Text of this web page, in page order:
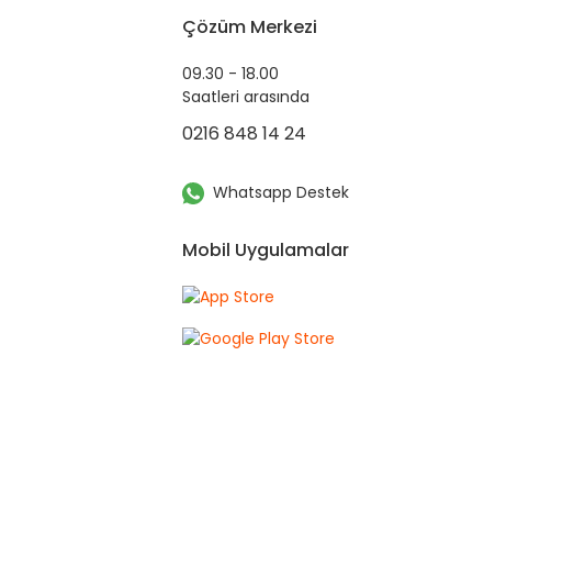
Çözüm Merkezi
09.30 - 18.00
Saatleri arasında
0216 848 14 24
Whatsapp Destek
Mobil Uygulamalar